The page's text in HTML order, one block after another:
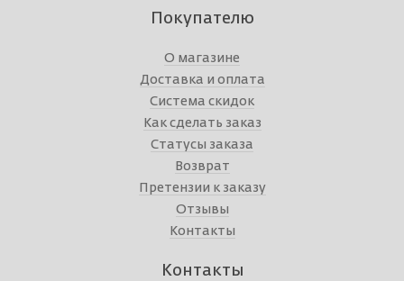
Покупателю
О магазине
Доставка и оплата
Система скидок
Как сделать заказ
Статусы заказа
Возврат
Претензии к заказу
Отзывы
Контакты
Контакты